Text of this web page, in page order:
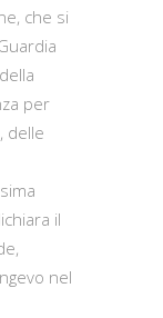
che si
per
delle
il
nel